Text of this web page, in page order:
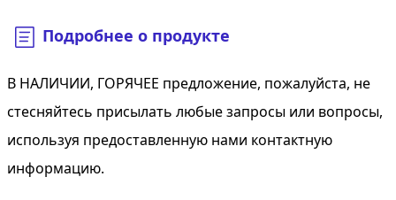
Подробнее о продукте
В НАЛИЧИИ, ГОРЯЧЕЕ предложение, пожалуйста, не
стесняйтесь присылать любые запросы или вопросы,
используя предоставленную нами контактную
информацию.